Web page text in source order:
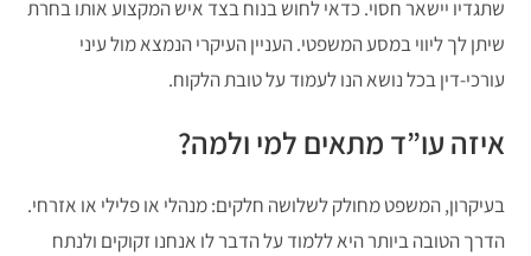
שתגדיו יישאר חסוי. כדאי לחוש בנוח בצד איש המקצוע אותו בחרת
שיתן לך ליווי במסע המשפטי. העניין העיקרי הנמצא מול עיני
עורכי-דין בכל נושא הנו לעמוד על טובת הלקוח.
איזה עו”ד מתאים למי ולמה?
בעיקרון, המשפט מחולק לשלושה חלקים: מנהלי או פלילי או אזרחי.
הדרך הטובה ביותר היא ללמוד על הדבר לו אנחנו זקוקים ולנתח